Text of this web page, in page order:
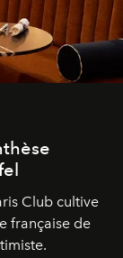
Club cultive
française de